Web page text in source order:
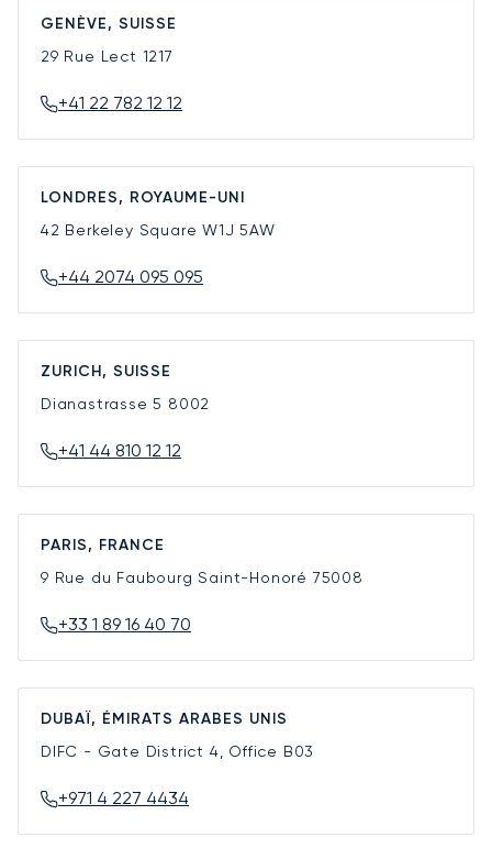
GENÈVE, SUISSE
29 Rue Lect 1217
+41 22 782 12 12
LONDRES, ROYAUME-UNI
42 Berkeley SquareW1J 5AW
+44 2074 095 095
ZURICH, SUISSE
Dianastrasse 5 8002
+41 44 810 12 12
PARIS, FRANCE
9 Rue du Faubourg Saint-Honoré 75008
+33 1 89 16 40 70
DUBAÏ, ÉMIRATS ARABES UNIS
DIFC - Gate District 4, Office B03
+971 4 227 4434